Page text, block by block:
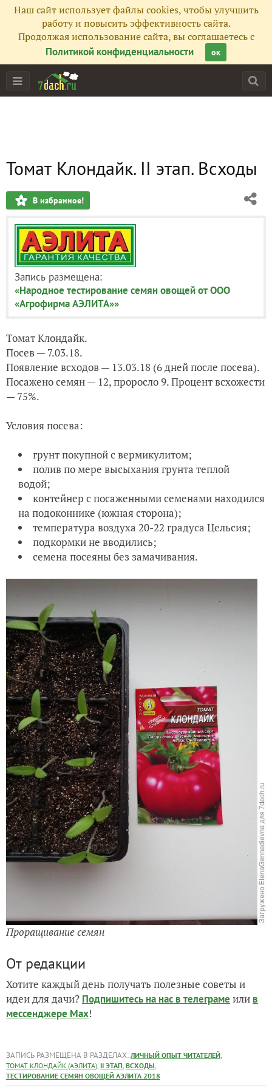
Наш сайт использует файлы cookies, чтобы улучшить
работу и повысить эффективность сайта.
Продолжая использование сайта, вы соглашаетесь с
Политикой конфиденциальности
ок
Томат Клондайк. II этап. Всходы
В избранное!
Запись размещена:
«Народное тестирование семян овощей от ООО
«Агрофирма АЭЛИТА»»
Томат Клондайк.
Посев — 7.03.18.
Появление всходов — 13.03.18 (6 дней после посева).
Посажено семян — 12, проросло 9. Процент всхожести
— 75%.
Условия посева:
грунт покупной с вермикулитом;
полив по мере высыхания грунта теплой
водой;
контейнер с посаженными семенами находился
на подоконнике (южная сторона);
температура воздуха 20-22 градуса Цельсия;
подкормки не вводились;
семена посеяны без замачивания.
Проращивание семян
От редакции
Хотите каждый день получать полезные советы и
идеи для дачи? Подпишитесь на нас в телеграме или в
мессенджере Max!
ЗАПИСЬ РАЗМЕЩЕНА В РАЗДЕЛАХ: ЛИЧНЫЙ ОПЫТ ЧИТАТЕЛЕЙ,
ТОМАТ КЛОНДАЙК (АЭЛИТА), II ЭТАП, ВСХОДЫ,
ТЕСТИРОВАНИЕ СЕМЯН ОВОЩЕЙ АЭЛИТА 2018